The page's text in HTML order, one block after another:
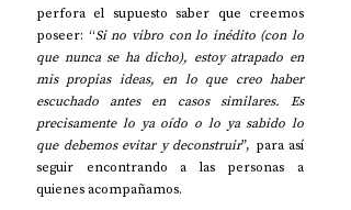
perfora el supuesto saber que creemos
poseer: “Si no vibro con lo inédito (con lo
que nunca se ha dicho), estoy atrapado en
mis propias ideas, en lo que creo haber
escuchado antes en casos similares. Es
precisamente lo ya oído o lo ya sabido lo
que debemos evitar y deconstruir”, para así
seguir encontrando a las personas a
quienes acompañamos.